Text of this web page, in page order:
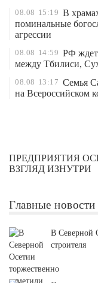
08.08 15:19 В
поминальные
агрессии
08.08 14:59 РФ ждет
между Тбилиси,
08.08 13:17 Семья
на Всероссийском
ПРЕДПРИЯТИЯ
ВЗГЛЯД ИЗНУТРИ
Главные новости
В Северной
строителя